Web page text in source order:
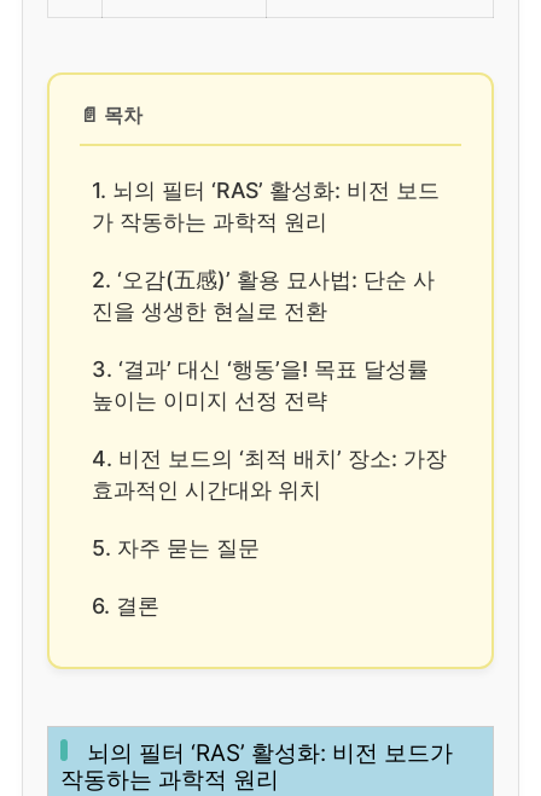
📄 목차
1. 뇌의 필터 ‘RAS’ 활성화: 비전 보드
가 작동하는 과학적 원리
2. ‘오감(五感)’ 활용 묘사법: 단순 사
진을 생생한 현실로 전환
3. ‘결과’ 대신 ‘행동’을! 목표 달성률
높이는 이미지 선정 전략
4. 비전 보드의 ‘최적 배치’ 장소: 가장
효과적인 시간대와 위치
5. 자주 묻는 질문
6. 결론
뇌의 필터 ‘RAS’ 활성화: 비전 보드가
작동하는 과학적 원리